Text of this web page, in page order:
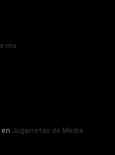
en Jugarretas de Media